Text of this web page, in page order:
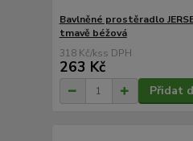
Bavlněné prostěradlo
tmavě béžová
318 Kč/ks
263 Kč
Přidat